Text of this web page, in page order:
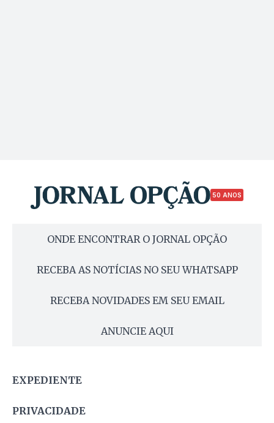
50 ANOS
ONDE ENCONTRAR O JORNAL OPÇÃO
RECEBA AS NOTÍCIAS NO SEU WHATSAPP
RECEBA NOVIDADES EM SEU EMAIL
ANUNCIE AQUI
EXPEDIENTE
PRIVACIDADE